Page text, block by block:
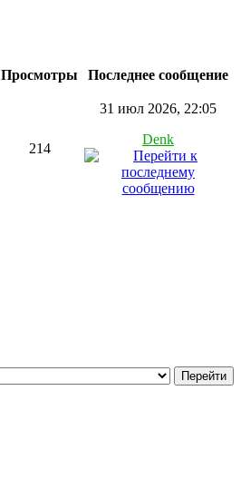
Просмотры Последнее сообщение
214
31 июл 2026, 22:05
Denk